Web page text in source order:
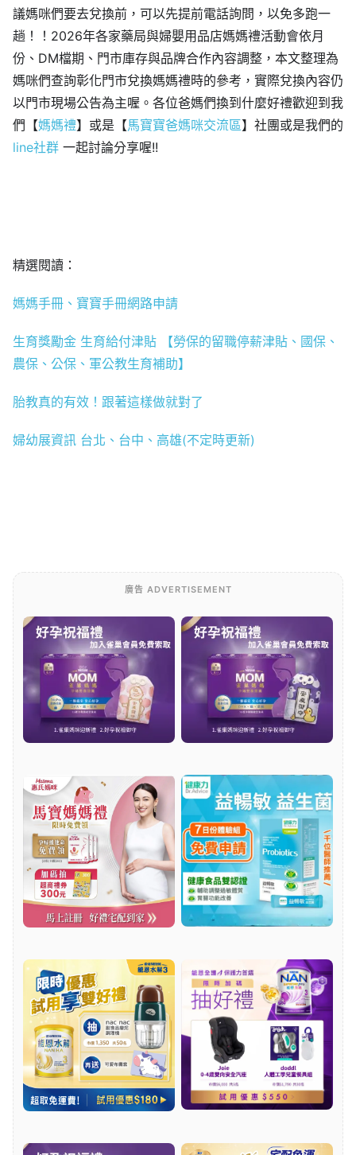
議媽咪們要去兌換前，可以先提前電話詢問，以免多跑一
趟！！2026年各家藥局與婦嬰用品店媽媽禮活動會依月
份、DM檔期、門市庫存與品牌合作內容調整，本文整理為
媽咪們查詢彰化門市兌換媽媽禮時的參考，實際兌換內容仍
以門市現場公告為主喔。各位爸媽們換到什麼好禮歡迎到我
們【媽媽禮】或是【馬寶寶爸媽咪交流區】社團或是我們的
line社群 一起討論分享喔!!
精選閱讀：
媽媽手冊、寶寶手冊網路申請
生育獎勵金 生育給付津貼 【勞保的留職停薪津貼、國保、
農保、公保、軍公教生育補助】
胎教真的有效！跟著這樣做就對了
婦幼展資訊 台北、台中、高雄(不定時更新)
廣告 ADVERTISEMENT